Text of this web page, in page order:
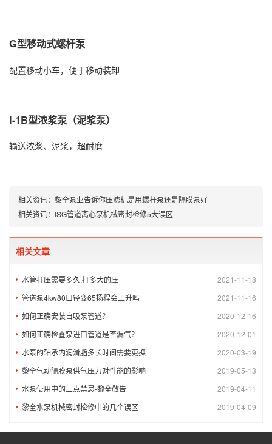
G型移动式螺杆泵
配置移动小车，便于移动装卸
I-1B型浓浆泵（泥浆泵）
输送浓浆、泥浆，超耐磨
相关资讯： 黎全泵业告诉你压滤机是用螺杆泵还是隔膜泵好
相关资讯： ISG管道离心泵机械密封检修5大误区
相关文章
2021-11-18
水管打压需要多久,打多大的压
2021-11-16
管道泵4kw80口径变65扬程会上升吗
2020-12-16
如何正确安装自吸泵管道？
2020-12-01
如何正确检查泵进口管道是否漏气？
2020-03-19
水泵的轴承内润滑脂多长时间需要更换
2019-05-13
黎全气动隔膜泵供气压力对性能的影响
2019-04-11
水泵使用中的三点禁忌-黎全敬告
2019-04-09
黎全水泵机械密封检修中的几个误区